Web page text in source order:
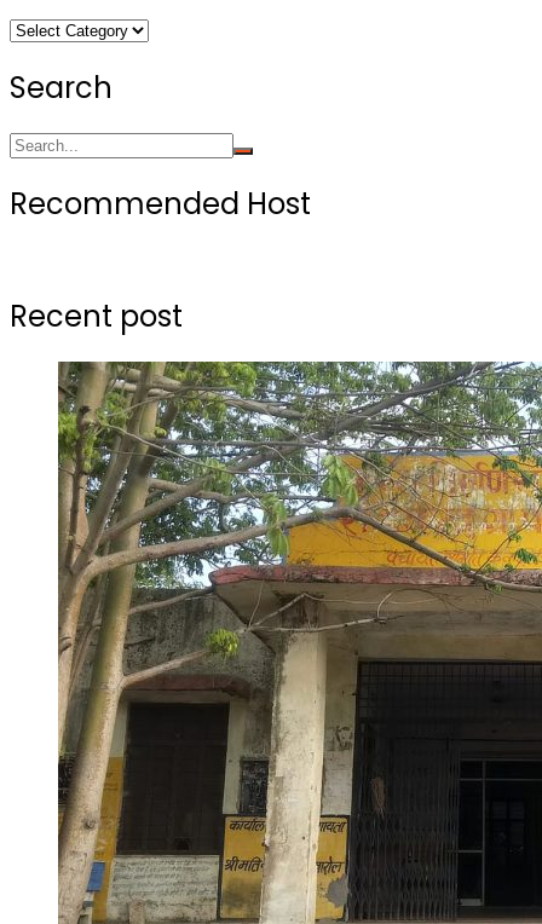
Categories
Search
Recommended Host
Recent post